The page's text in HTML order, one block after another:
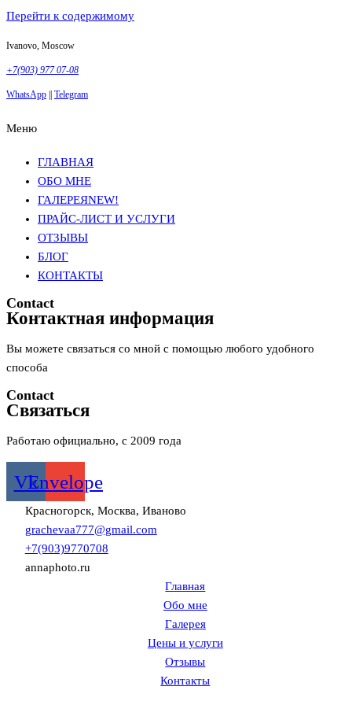
Перейти к содержимому
Ivanovo, Moscow
+7(903) 977 07-08
WhatsApp Telegram
Меню
ГЛАВНАЯ
ОБО МНЕ
ГАЛЕРЕЯNEW!
ПРАЙС-ЛИСТ И УСЛУГИ
ОТЗЫВЫ
БЛОГ
КОНТАКТЫ
Contact
Контактная информация
Вы можете связаться со мной с помощью любого удобного
способа
Contact
Связаться
Работаю официально, с 2009 года
VkEnvelope
Красногорск, Москва, Иваново
grachevaa777@gmail.com
+7(903)9770708
annaphoto.ru
Главная
Обо мне
Галерея
Цены и услуги
Отзывы
Контакты